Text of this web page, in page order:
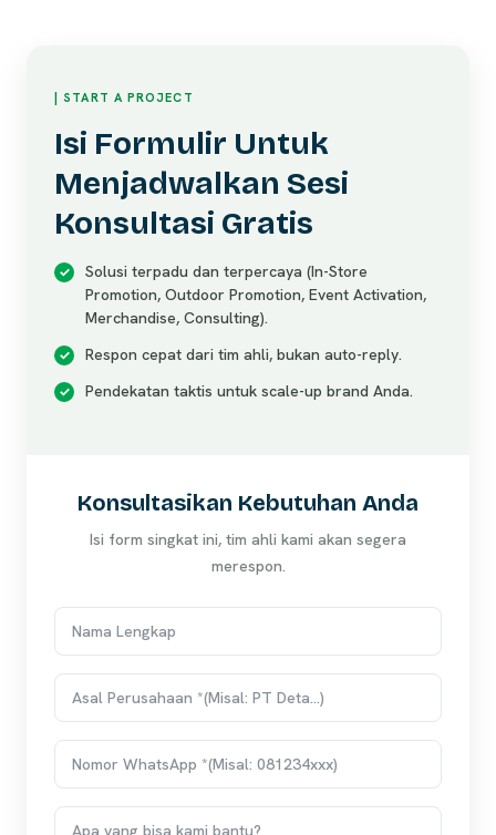
| START A PROJECT
Isi Formulir Untuk
Menjadwalkan Sesi
Konsultasi Gratis
Solusi terpadu dan terpercaya (In-Store
Promotion, Outdoor Promotion, Event Activation,
Merchandise, Consulting).
Respon cepat dari tim ahli, bukan auto-reply.
Pendekatan taktis untuk scale-up brand Anda.
Konsultasikan Kebutuhan Anda
Isi form singkat ini, tim ahli kami akan segera
merespon.